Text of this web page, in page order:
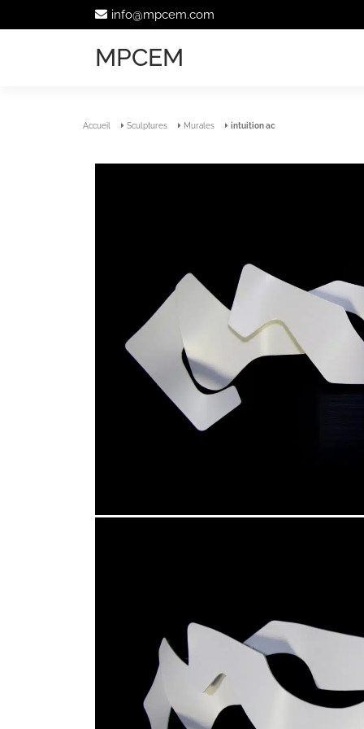
info@mpcem.com
MPCEM
Accueil Sculptures Murales intuition ac